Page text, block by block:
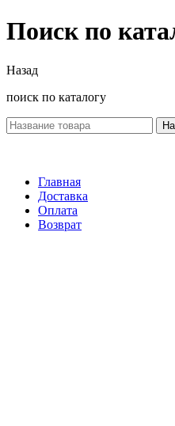
Поиск по
Назад
поиск по каталогу
Главная
Доставка
Оплата
Возврат